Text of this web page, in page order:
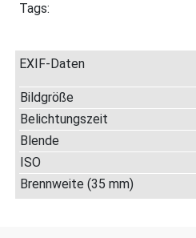
Tags:
EXIF-Daten
Bildgröße
Belichtungszeit
Blende
ISO
Brennweite (35 mm)